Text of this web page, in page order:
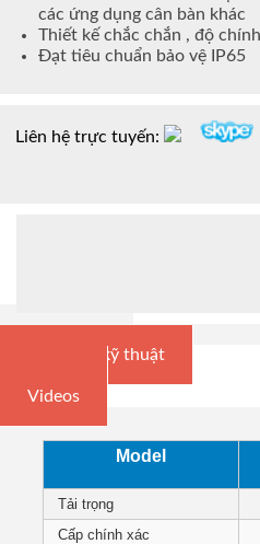
các ứng dụng cân bàn khác
Thiết kế chắc chắn , độ
Đạt tiêu chuẩn bảo vệ IP65
Liên hệ trực tuyến:
Thông số kỹ thuật
Videos
Model
Tải trọng
Cấp chính xác